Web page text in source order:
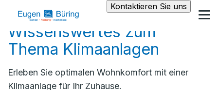
Kontaktieren Sie uns
Wissenswertes zum
Thema Klimaanlagen
Erleben Sie optimalen Wohnkomfort mit einer
Klimaanlage für Ihr Zuhause.